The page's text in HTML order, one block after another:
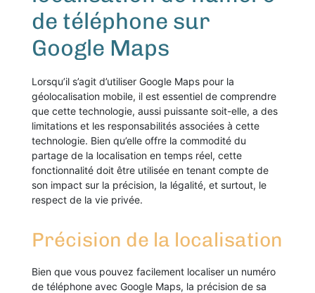
de téléphone sur
Google Maps
Lorsqu’il s’agit d’utiliser Google Maps pour la
géolocalisation mobile, il est essentiel de comprendre
que cette technologie, aussi puissante soit-elle, a des
limitations et les responsabilités associées à cette
technologie. Bien qu’elle offre la commodité du
partage de la localisation en temps réel, cette
fonctionnalité doit être utilisée en tenant compte de
son impact sur la précision, la légalité, et surtout, le
respect de la vie privée.
Précision de la localisation
Bien que vous pouvez facilement localiser un numéro
de téléphone avec Google Maps, la précision de sa